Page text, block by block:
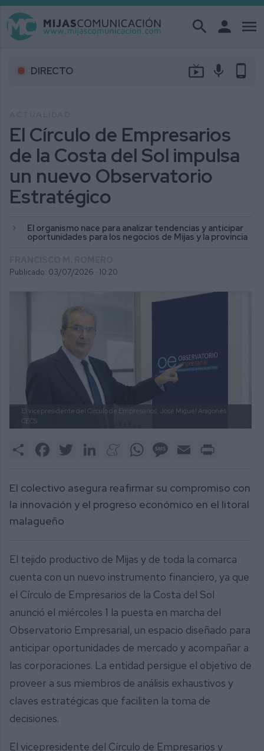
search person menu
DIRECTO live_tv mic phone_android
El Círculo de Empresarios
de la Costa del Sol impulsa
un nuevo Observatorio
Estratégico
El organismo nace para analizar tendencias y anticipar
oportunidades para los negocios de Mijas y la provincia
Publicado: 03/07/2026 · 10:20
El vicepresidente del Círculo de Empresarios, José Miguel Aragonés.
CECS.
Share FacebookTwitter LinkedInMeneameWhatsAppMessage
Email
El colectivo asegura reafirmar su compromiso con
la innovación y el progreso económico en el litoral
malagueño
El tejido productivo de Mijas y de toda la comarca
cuenta con un nuevo instrumento financiero, ya que
el Círculo de Empresarios de la Costa del Sol
anunció el miércoles 1 la puesta en marcha del
Observatorio Empresarial, un espacio diseñado para
anticipar oportunidades de mercado y acompañar a
las corporaciones. La entidad persigue el objetivo de
proveer a sus miembros de análisis exhaustivos y
claves estratégicas que faciliten la toma de
decisiones.
El vicepresidente del Círculo de Empresarios y